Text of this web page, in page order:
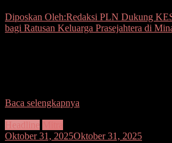
Diposkan Oleh:Redaksi PLN Dukung
bagi Ratusan Keluarga Prasejahtera di
Baca selengkapnya
Headline
Oktober 31, 2025Oktober 31, 2025